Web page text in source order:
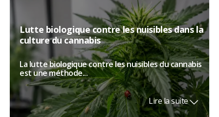
Lutte biologique contre les nuisibles dans la
culture du cannabis
La lutte biologique contre les nuisibles du cannabis
est une méthode...
Lire la suite